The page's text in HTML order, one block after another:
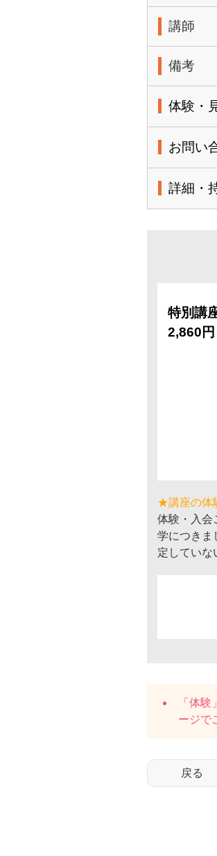
講師
備考
体験・
お問い
詳細・
特別講
2,860円
★講座の体
体験・入会
学につきま
定していな
「体
ージで